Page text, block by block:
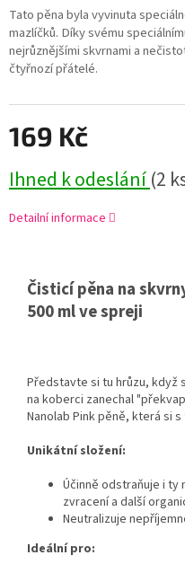
169 Kč
Ihned k odeslání(2
Tato pěna byla vyvinuta
mazlíčků. Díky svému
nejrůznějšími skvrnami a
čtyřnozí přátelé.
Detailní informace
Čisticí pěna na
500 ml ve spreji
Představte si tu hrůzu, když
na koberci zanechal
Nanolab Pink pěně, která si s
Unikátní složení:
Účinně odstraňuje i ty
zvracení a další
Neutralizuje
Ideální pro: